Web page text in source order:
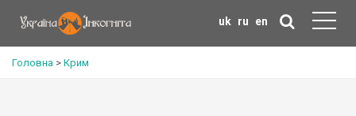
uk ru en
Головна > Крим